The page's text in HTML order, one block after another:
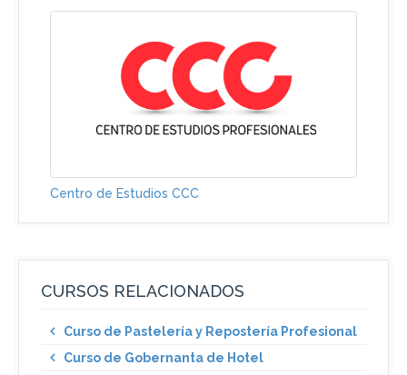
Centro de Estudios CCC
CURSOS RELACIONADOS
Curso de Pastelería y Repostería Profesional
Curso de Gobernanta de Hotel